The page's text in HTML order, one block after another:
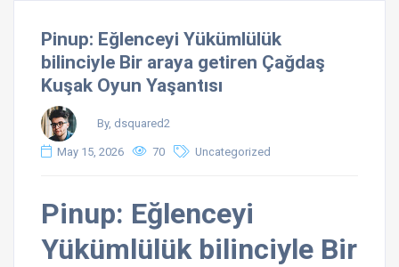
Pinup: Eğlenceyi Yükümlülük
bilinciyle Bir araya getiren Çağdaş
Kuşak Oyun Yaşantısı
By, dsquared2
May 15, 2026 70 Uncategorized
Pinup: Eğlenceyi
Yükümlülük bilinciyle Bir